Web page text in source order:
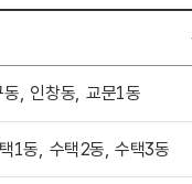
, 인창동, 교문1동
1동, 수택2동, 수택3동